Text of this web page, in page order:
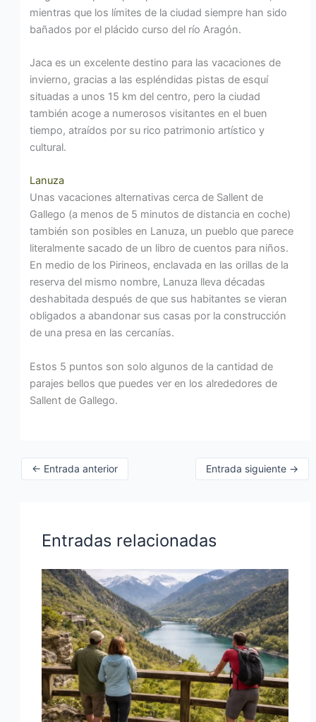
mientras que los límites de la ciudad siempre han sido
bañados por el plácido curso del río Aragón.
Jaca es un excelente destino para las vacaciones de
invierno, gracias a las espléndidas pistas de esquí
situadas a unos 15 km del centro, pero la ciudad
también acoge a numerosos visitantes en el buen
tiempo, atraídos por su rico patrimonio artístico y
cultural.
Lanuza
Unas vacaciones alternativas cerca de Sallent de
Gallego (a menos de 5 minutos de distancia en coche)
también son posibles en Lanuza, un pueblo que parece
literalmente sacado de un libro de cuentos para niños.
En medio de los Pirineos, enclavada en las orillas de la
reserva del mismo nombre, Lanuza lleva décadas
deshabitada después de que sus habitantes se vieran
obligados a abandonar sus casas por la construcción
de una presa en las cercanías.
Estos 5 puntos son solo algunos de la cantidad de
parajes bellos que puedes ver en los alrededores de
Sallent de Gallego.
← Entrada anterior Entrada siguiente →
Entradas relacionadas